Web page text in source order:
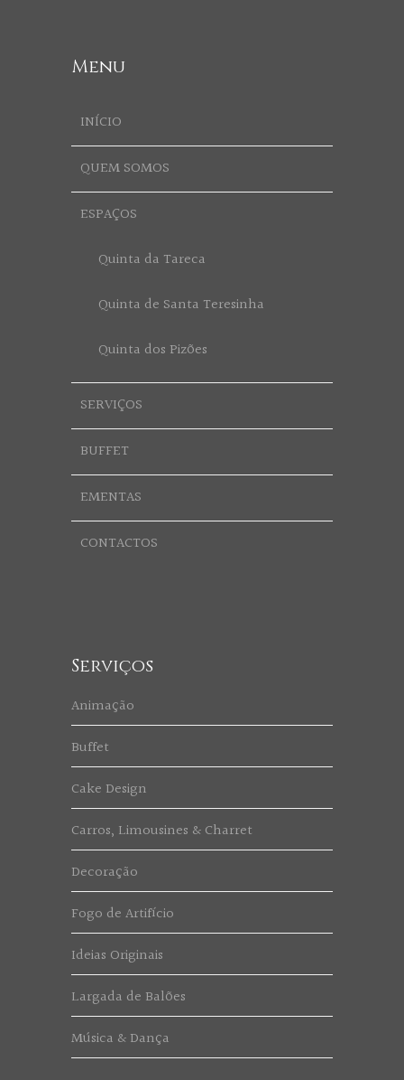
Menu
INÍCIO
QUEM SOMOS
ESPAÇOS
Quinta da Tareca
Quinta de Santa Teresinha
Quinta dos Pizões
SERVIÇOS
BUFFET
EMENTAS
CONTACTOS
Serviços
Animação
Buffet
Cake Design
Carros, Limousines & Charret
Decoração
Fogo de Artifício
Ideias Originais
Largada de Balões
Música & Dança